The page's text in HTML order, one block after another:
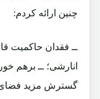
چنین ارائه کردم:
ــ فقدان حاکمیت
انارشی؛ ــ برهم
گسترش مزید فضای